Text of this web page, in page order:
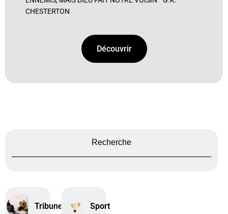
CHESTERTON
Découvrir
Recherche
Tribune Sport